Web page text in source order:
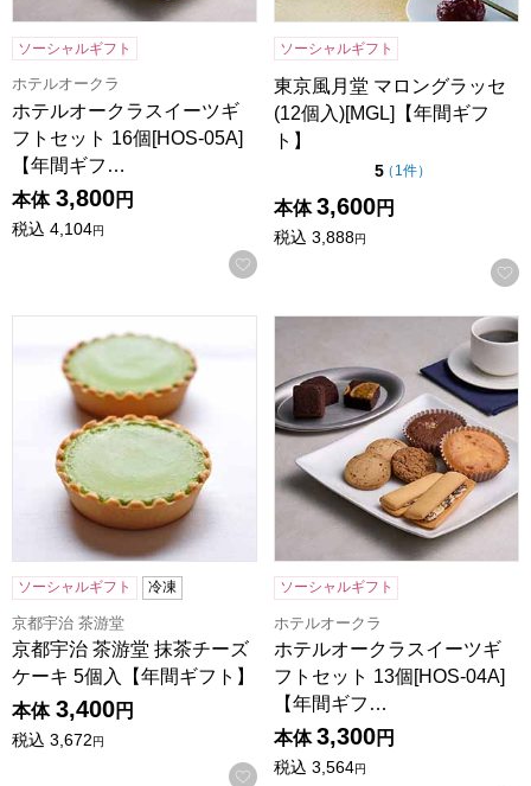
ソーシャルギフト
ホテルオークラ
ホテルオークラスイーツギ
フトセット 16個[HOS-05A]
【年間ギフ…
本体 3,800円
税込 4,104円
お気に入りに登録する
ソーシャルギフト
東京風月堂 マロングラッセ
(12個入)[MGL]【年間ギフ
ト】
5点（5点満点中）
（ 1件の評価
）
本体 3,600円
税込 3,888円
京都宇治 茶游堂 抹茶チーズケーキ 5個入【年間ギフト】
ソーシャルギフト 冷凍
京都宇治 茶游堂
京都宇治 茶游堂 抹茶チーズ
ケーキ 5個入【年間ギフト】
本体 3,400円
税込 3,672円
お気に入りに登録する
ホテルオークラスイーツギ
ソーシャルギフト
ホテルオークラ
ホテルオークラスイーツギ
フトセット 13個[HOS-04A]
【年間ギフ…
本体 3,300円
税込 3,564円